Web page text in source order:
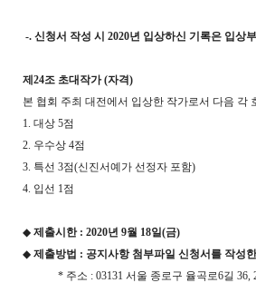
-. 신청서 작성 시 2020년 입상하신 기록은 입상
제 24조 초대작가(자격)
본 협회 주최 대전에서 입상한 작가로서 다음 각
1. 대상 5점
2. 우수상 4점
3. 특선 3점(신진서예가 선정자 포함)
4. 입선 1점
◆ 제출시한 : 2020년 9월 18일(금)
◆ 제출방법 : 공지사항 첨부파일 신청서를 작성
* 주소 : 03131 서울 종로구 율곡로6길 36,